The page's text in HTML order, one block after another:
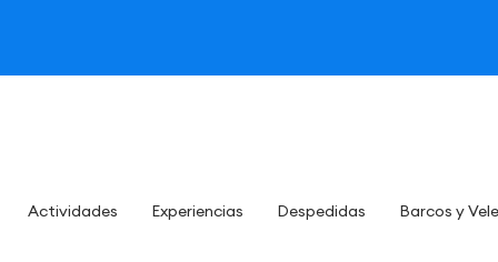
Actividades Experiencias Despedidas Barcos y